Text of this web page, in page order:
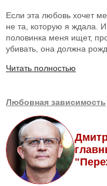
Если эта любовь хочет
не та, которую я ждала.
половинка меня ищет,
убивать, она должна
Читать полностью
Любовная зависимость